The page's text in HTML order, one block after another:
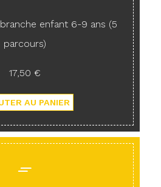
enfant 6-9 ans (5
parcours)
17,50 €